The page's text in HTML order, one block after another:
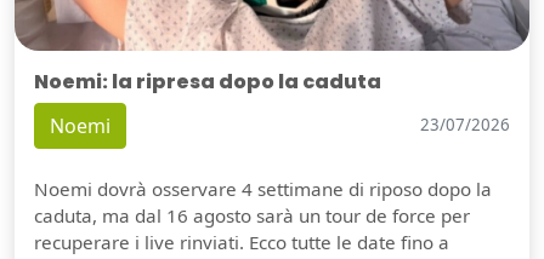
Noemi: la ripresa dopo la caduta
Noemi 23/07/2026
Noemi dovrà osservare 4 settimane di riposo dopo la
caduta, ma dal 16 agosto sarà un tour de force per
recuperare i live rinviati. Ecco tutte le date fino a